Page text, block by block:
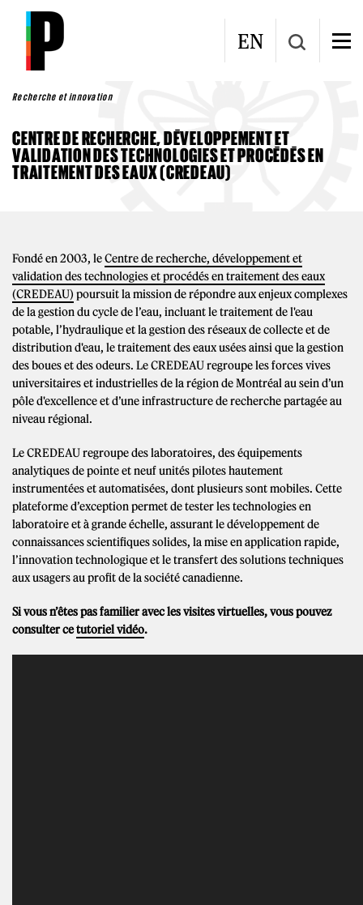
Aller au contenu principal
EN
Recherche et innovation
CENTRE DE RECHERCHE, DÉVELOPPEMENT ET
VALIDATION DES TECHNOLOGIES ET PROCÉDÉS EN
TRAITEMENT DES EAUX (CREDEAU)
Fondé en 2003, leCentre de recherche, développement et
validation des technologies et procédés en traitement des eaux
(CREDEAU) poursuit la mission de répondre aux enjeux complexes
de la gestion du cycle de l’eau, incluant le traitement de l'eau
potable, l’hydraulique et la gestion des réseaux de collecte et de
distribution d'eau, le traitement des eaux usées ainsi que la gestion
des boues et des odeurs. Le CREDEAU regroupe les forces vives
universitaires et industrielles de la région de Montréal au sein d’un
pôle d'excellence et d’une infrastructure de recherche partagée au
niveau régional.
Le CREDEAU regroupe des laboratoires, des équipements
analytiques de pointe et neuf unités pilotes hautement
instrumentées et automatisées, dont plusieurs sont mobiles. Cette
plateforme d’exception permet de tester les technologies en
laboratoire et à grande échelle, assurant le développement de
connaissances scientifiques solides, la mise en application rapide,
l’innovation technologique et le transfert des solutions techniques
aux usagers au profit de la société canadienne.
Si vous n’êtes pas familier avec les visites virtuelles, vous pouvez
consulter cetutoriel vidéo.